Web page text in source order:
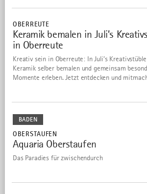
OBERREUTE
5
Keramik bemalen in Juli’s
in Oberreute
Kreativ sein in Oberreute: In Juli’s Kreativstüble
Keramik selber bemalen und gemeinsam
Momente erleben. Jetzt entdecken und
BADEN
OBERSTAUFEN
6
Aquaria Oberstaufen
Das Paradies für zwischendurch
dazu